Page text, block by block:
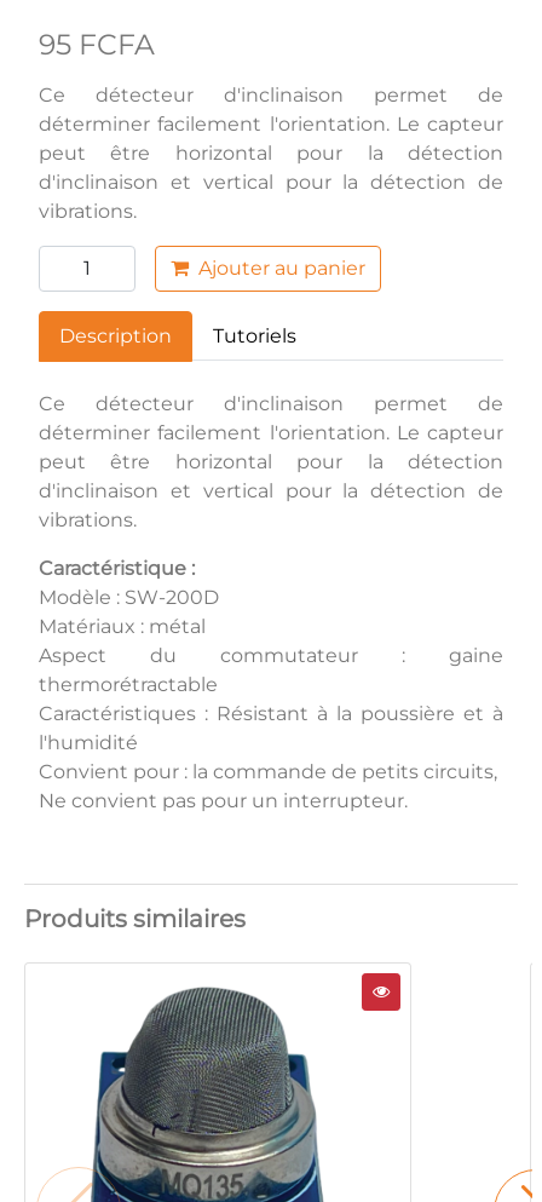
95 FCFA
Ce détecteur d'inclinaison permet de
déterminer facilement l'orientation. Le capteur
peut être horizontal pour la détection
d'inclinaison et vertical pour la détection de
vibrations.
Ajouter au panier
Description Tutoriels
Ce détecteur d'inclinaison permet de
déterminer facilement l'orientation. Le capteur
peut être horizontal pour la détection
d'inclinaison et vertical pour la détection de
vibrations.
Caractéristique :
Modèle : SW-200D
Matériaux : métal
Aspect du commutateur : gaine
thermorétractable
Caractéristiques : Résistant à la poussière et à
l'humidité
Convient pour : la commande de petits circuits,
Ne convient pas pour un interrupteur.
Produits similaires